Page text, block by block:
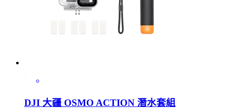
DJI 大疆 OSMO ACTION 潛水套組